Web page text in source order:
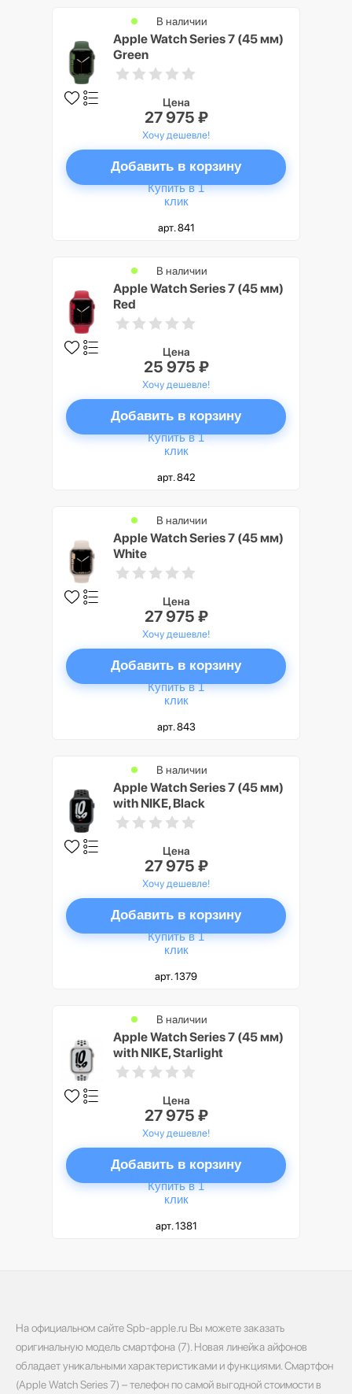
Apple Watch Series 7 (45 мм)
Green
В наличии
Цена
27 975 ₽
Хочу дешевле!
Добавить в корзину
Купить в 1
клик
арт. 841
Apple Watch Series 7 (45 мм)
Red
В наличии
Цена
25 975 ₽
Хочу дешевле!
Добавить в корзину
Купить в 1
клик
арт. 842
Apple Watch Series 7 (45 мм)
White
В наличии
Цена
27 975 ₽
Хочу дешевле!
Добавить в корзину
Купить в 1
клик
арт. 843
Apple Watch Series 7 (45 мм)
with NIKE, Black
В наличии
Цена
27 975 ₽
Хочу дешевле!
Добавить в корзину
Купить в 1
клик
арт. 1379
Apple Watch Series 7 (45 мм)
with NIKE, Starlight
В наличии
Цена
27 975 ₽
Хочу дешевле!
Добавить в корзину
Купить в 1
клик
арт. 1381
На официальном сайте Spb-apple.ru Вы можете заказать
оригинальную модель смартфона (7). Новая линейка айфонов
обладает уникальными характеристиками и функциями. Смартфон
(Apple Watch Series 7) – телефон по самой выгодной стоимости в